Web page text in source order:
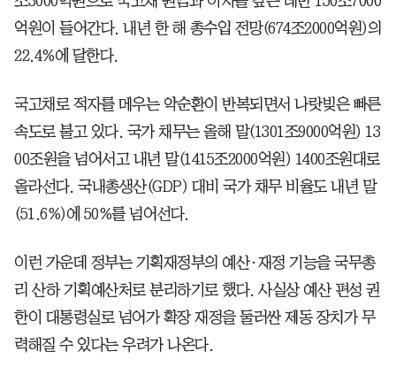
억원이 들어간다. 내년 한 해 총수입 전망(674조2000억원)의
22.4%에 달한다.
국고채로 적자를 메우는 악순환이 반복되면서 나랏빚은 빠른
속도로 불고 있다. 국가 채무는 올해 말(1301조9000억원) 13
00조원을 넘어서고 내년 말(1415조2000억원) 1400조원대로
올라선다. 국내총생산(GDP) 대비 국가 채무 비율도 내년 말
(51.6%)에 50%를 넘어선다.
이런 가운데 정부는 기획재정부의 예산·재정 기능을 국무총
리 산하 기획예산처로 분리하기로 했다. 사실상 예산 편성 권
한이 대통령실로 넘어가 확장 재정을 둘러싼 제동 장치가 무
력해질 수 있다는 우려가 나온다.